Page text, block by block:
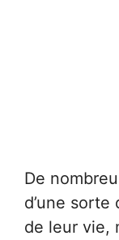
De
d’une sorte
de leur vie,